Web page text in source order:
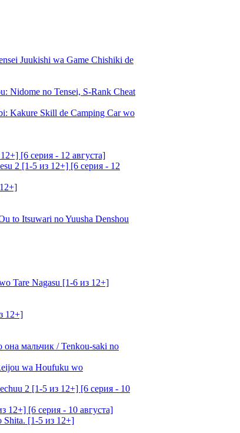
Juukishi wa Game Chishiki de
Nidome no Tensei, S-Rank Cheat
Kakure Skill de Camping Car wo
[6 серия - 12 августа]
2 [1-5 из 12+] [6 серия - 12
to Itsuwari no Yuusha Denshou
Tare Nagasu [1-6 из 12+]
12+]
мальчик / Tenkou-saki no
wa Houfuku wo
2 [1-5 из 12+] [6 серия - 10
12+] [6 серия - 10 августа]
[1-5 из 12+]